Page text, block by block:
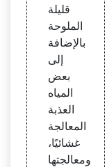
قليلة
الملوحة
بالإضافة
إلى
بعض
المياه
العذبة
المعالجة
غشائيًا،
ومعالجتها